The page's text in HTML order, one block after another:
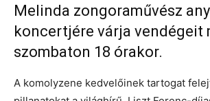
Melinda zongoraművész
koncertjére várja vendégeit
szombaton 18 órakor.
A komolyzene kedvelőinek tartogat